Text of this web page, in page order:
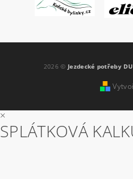
2026 © Jezdecké potřeby
×
SPLÁTKOVÁ